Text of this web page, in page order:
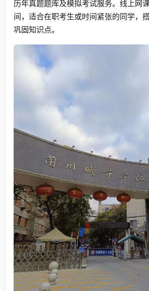
历年真题题库及模拟考试服务。线上网
间，适合在职考生或时间紧张的同学，
巩固知识点。